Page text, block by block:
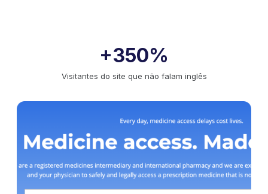
+350%
Visitantes do site que não falam inglês